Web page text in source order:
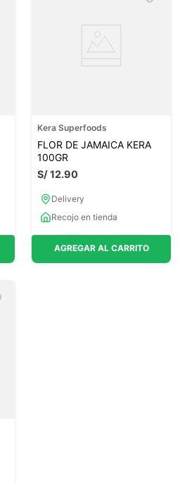
Kera Superfoods
FLOR DE JAMAICA KERA
100GR
S/12.90
Delivery
Recojo en tienda
AGREGAR AL CARRITO